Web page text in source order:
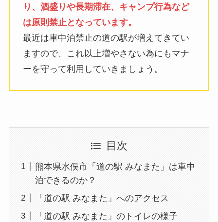
り、酒盛りや長期滞在、キャンプ行為など
は原則禁止となっています。
最近は車中泊禁止の道の駅が増えてきてい
ますので、これ以上増やさない為にもマナ
ーを守って利用していきましょう。
目次
熊本県水俣市「道の駅 みなまた」は車中
泊できるのか？
「道の駅 みなまた」へのアクセス
「道の駅 みなまた」のトイレの様子